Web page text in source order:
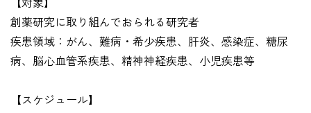
創薬研究に取り組んでおられる研究者
疾患領域：がん、難病・希少疾患、肝炎、感染症、糖尿
病、脳心血管系疾患、精神神経疾患、小児疾患等
【スケジュール】